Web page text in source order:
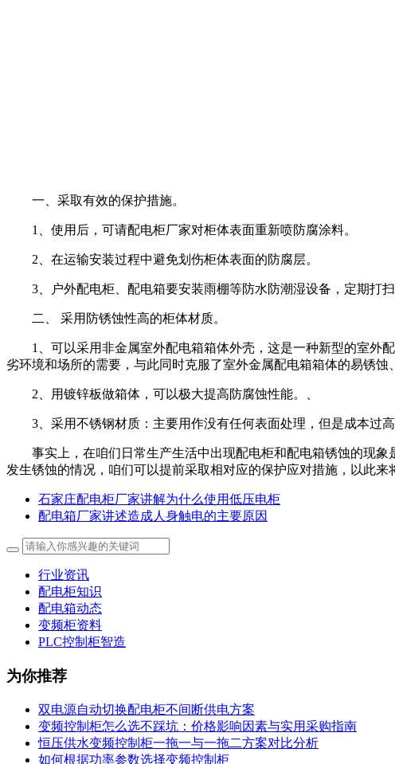
一、采取有效的保护措施。
1、使用后，可请配电柜厂家对柜体表面重新喷防腐涂料。
2、在运输安装过程中避免划伤柜体表面的防腐层。
3、户外配电柜、配电箱要安装雨棚等防水防潮湿设备，定期打
二、 采用防锈蚀性高的柜体材质。
1、可以采用非金属室外配电箱箱体外壳，这是一种新型的室外
劣环境和场所的需要，与此同时克服了室外金属配电箱箱体的易锈
2、用镀锌板做箱体，可以极大提高防腐蚀性能。、
3、采用不锈钢材质：主要用作没有任何表面处理，但是成本过
事实上，在咱们日常生产生活中出现配电柜和配电箱锈蚀的现
发生锈蚀的情况，咱们可以提前采取相对应的保护应对措施，以此
石家庄配电柜厂家讲解为什么使用低压电柜
配电箱厂家讲述造成人身触电的主要原因
行业资讯
配电柜知识
配电箱动态
变频柜资料
PLC控制柜智造
为你推荐
双电源自动切换配电柜不间断供电方案
变频控制柜怎么选不踩坑：价格影响因素与实用采购指南
恒压供水变频控制柜一拖一与一拖二方案对比分析
如何根据功率参数选择变频控制柜